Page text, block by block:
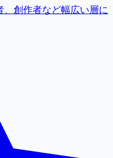
創作者など幅広い層に